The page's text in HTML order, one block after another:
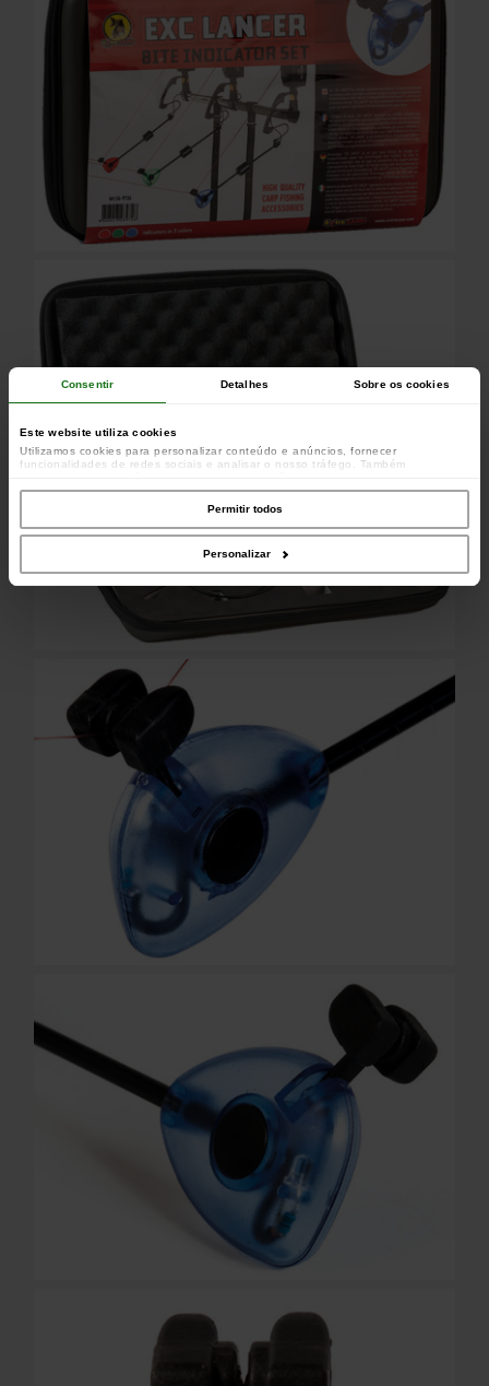
Consentir Detalhes Sobre os cookies
Este website utiliza cookies
Utilizamos cookies para personalizar conteúdo e anúncios, fornecer
funcionalidades de redes sociais e analisar o nosso tráfego. Também
parceiros de redes sociais, de publicidade e de análise, que as podem combinar
com outras informações que lhes forneceu ou recolhidas por estes a partir da
sua utilização dos respetivos serviços.
Permitir todos
Personalizar